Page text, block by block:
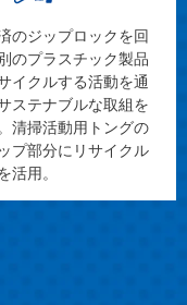
レンジ『伊平屋島
伊平屋島ビーチク
11月29日(土)【1泊
、ぜひお気軽に
のジップロックを回
のプラスチック製品
イクルする活動を通
ステナブルな取組を
清掃活動用トングの
プ部分にリサイクル
活用。